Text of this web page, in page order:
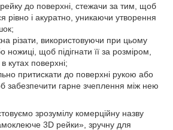
до поверхні, стежачи за тим, щоб
рівно і акуратно, уникаючи утворення
різати, використовуючи при цьому
ножиці, щоб підігнати її за розміром,
кутах поверхні;
притискати до поверхні рукою або
забезпечити гарне зчеплення між нею
зрозумілу комерційну назву
3D рейки», зручну для